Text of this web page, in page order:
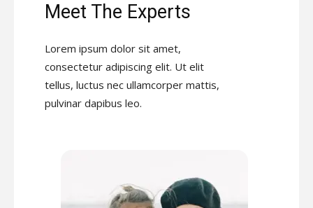
Meet The Experts
Lorem ipsum dolor sit amet,
consectetur adipiscing elit. Ut elit
tellus, luctus nec ullamcorper mattis,
pulvinar dapibus leo.